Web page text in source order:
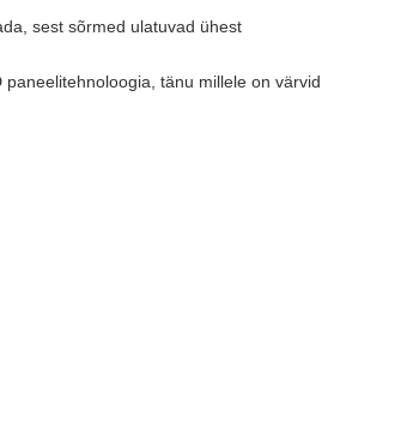
sest sõrmed ulatuvad ühest
tänu millele on värvid